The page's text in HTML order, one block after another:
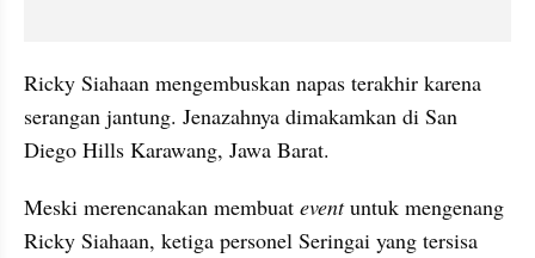
Ricky Siahaan mengembuskan napas terakhir karena
serangan jantung. Jenazahnya dimakamkan di San
Diego Hills Karawang, Jawa Barat.
Meski merencanakan membuat event untuk mengenang
Ricky Siahaan, ketiga personel Seringai yang tersisa